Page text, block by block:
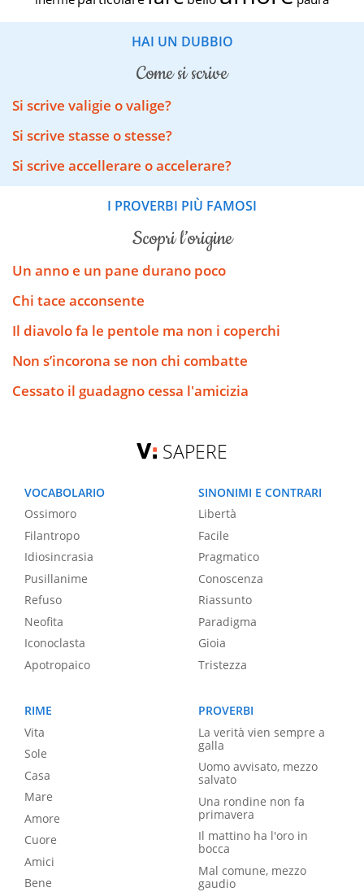
HAI UN DUBBIO
come si scrive
Si scrive valigie o valige?
Si scrive stasse o stesse?
Si scrive accellerare o accelerare?
I PROVERBI PIÙ FAMOSI
scopri l’origine
Un anno e un pane durano poco
Chi tace acconsente
Il diavolo fa le pentole ma non i coperchi
Non s’incorona se non chi combatte
Cessato il guadagno cessa l'amicizia
SAPERE
VOCABOLARIO
Ossimoro
Filantropo
Idiosincrasia
Pusillanime
Refuso
Neofita
Iconoclasta
Apotropaico
SINONIMI E CONTRARI
Libertà
Facile
Pragmatico
Conoscenza
Riassunto
Paradigma
Gioia
Tristezza
RIME
Vita
Sole
Casa
Mare
Amore
Cuore
Amici
Bene
PROVERBI
La verità vien sempre a
galla
Uomo avvisato, mezzo
salvato
Una rondine non fa
primavera
Il mattino ha l'oro in
bocca
Mal comune, mezzo
gaudio